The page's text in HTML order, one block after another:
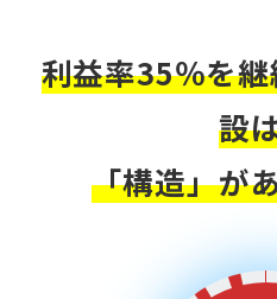
利益率35％を
設
「構造」が